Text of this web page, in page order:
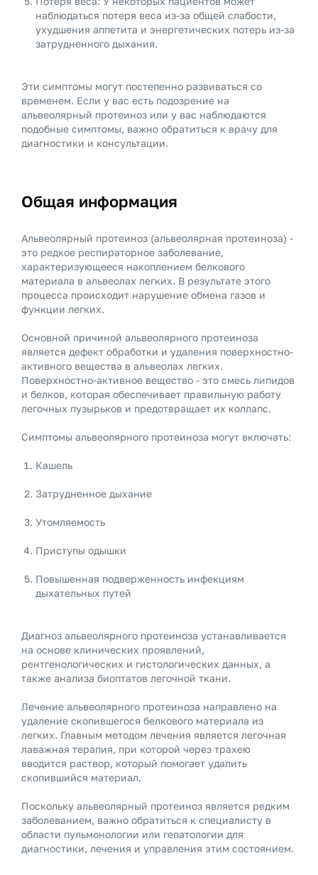
наблюдаться потеря веса из-за общей слабости,
ухудшения аппетита и энергетических потерь из-за
затрудненного дыхания.
Эти симптомы могут постепенно развиваться со
временем. Если у вас есть подозрение на
альвеолярный протеиноз или у вас наблюдаются
подобные симптомы, важно обратиться к врачу для
диагностики и консультации.
Общая информация
Альвеолярный протеиноз (альвеолярная протеиноза) -
это редкое респираторное заболевание,
характеризующееся накоплением белкового
материала в альвеолах легких. В результате этого
процесса происходит нарушение обмена газов и
функции легких.
Основной причиной альвеолярного протеиноза
является дефект обработки и удаления поверхностно-
активного вещества в альвеолах легких.
Поверхностно-активное вещество - это смесь липидов
и белков, которая обеспечивает правильную работу
легочных пузырьков и предотвращает их коллапс.
Симптомы альвеолярного протеиноза могут включать:
Кашель
Затрудненное дыхание
Утомляемость
Приступы одышки
Повышенная подверженность инфекциям
дыхательных путей
Диагноз альвеолярного протеиноза устанавливается
на основе клинических проявлений,
рентгенологических и гистологических данных, а
также анализа биоптатов легочной ткани.
Лечение альвеолярного протеиноза направлено на
удаление скопившегося белкового материала из
легких. Главным методом лечения является легочная
лаважная терапия, при которой через трахею
вводится раствор, который помогает удалить
скопившийся материал.
Поскольку альвеолярный протеиноз является редким
заболеванием, важно обратиться к специалисту в
области пульмонологии или гепатологии для
диагностики, лечения и управления этим состоянием.